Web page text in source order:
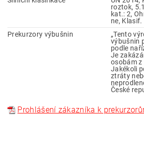
roztok,
kat.: 2,
ne, Klasif.
Prekurzory výbušnin
„Tento
výbušnin
podle
Je
osobám z
Jakékoli
ztráty
České
Prohlášení zákazníka k